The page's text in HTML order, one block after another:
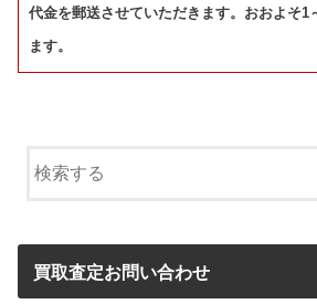
代金を郵送させていただきます。おおよそ1
ます。
買取査定お問い合わせ